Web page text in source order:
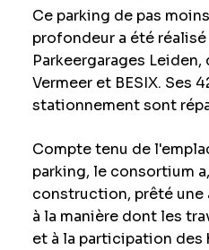
Ce parking de pas
profondeur a été
Parkeergarages Leiden,
Vermeer et BESIX. Ses
stationnement sont
Compte tenu de
parking, le consortium
construction, prêté
à la manière dont les
et à la participation des